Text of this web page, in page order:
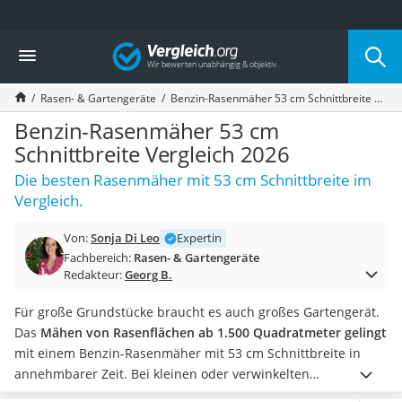
Die beliebtesten Vergleiche nach Kategorie
Baumarkt
Tresor feuerfest
Makita-Akku-Rasenmäher
Kappsäge
Smartes Türschloss
Akku-Rasentrimmer
Feuchtigkeitsmessgerät
Split-Klimaanlage 2 Innengeräte
Bohrmaschine
Tiefbrunnenpumpe
Hochdruckreiniger
Doppelschleifer
Überwachungskamera
Benzinrasenmäher mit Elektrostart
Akku-Laubsauger
Vergleich
Rasen- & Gartengeräte Benzin-Rasenmäher 53 cm Schnittbreite Vergleich 2026
Benzin-Rasenmäher 53 cm
Schnittbreite Vergleich 2026
Die besten Rasenmäher mit 53 cm Schnittbreite im
Vergleich.
Von:Sonja Di Leo
Expertin
Fachbereich: Rasen- & Gartengeräte
Redakteur:Georg B.
Für große Grundstücke braucht es auch großes Gartengerät.
Das Mähen von Rasenflächen ab 1.500 Quadratmeter gelingt
mit einem Benzin-Rasenmäher mit 53 cm Schnittbreite in
annehmbarer Zeit. Bei kleinen oder verwinkelten
Grundstücken wird das Rangieren mit den großen Geräten